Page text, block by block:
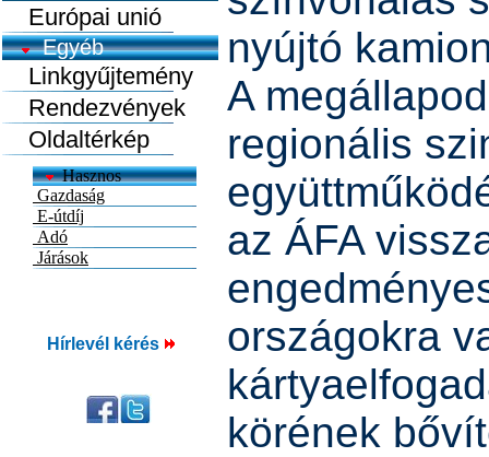
Európai unió
Egyéb
Linkgyűjtemény
Rendezvények
Oldaltérkép
Hírlevél kérés
nyújtó
A
regionális
az ÁFA
országokra
körének